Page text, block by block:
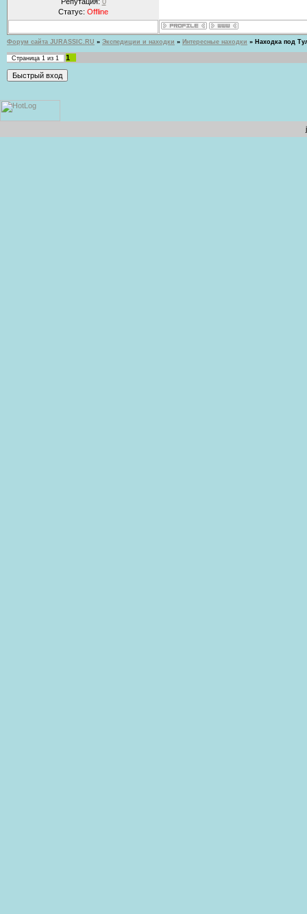
Статус: Offline
Форум сайта JURASSIC.RU » Экспедиции и находки » Интересные находки » Находка под
Страница 1 из 1 1